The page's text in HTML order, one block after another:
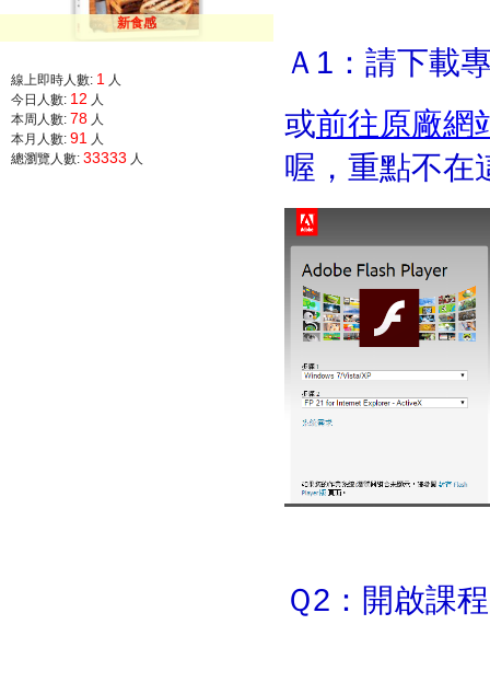
新食感
線上即時人數: 1 人
今日人數: 12 人
本周人數: 78 人
本月人數: 91 人
總瀏覽人數: 33333 人
Ａ1：請下載
或前往原廠網
喔，重點不在
Ｑ2：開啟課